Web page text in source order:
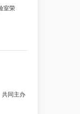
室荣
共同主办